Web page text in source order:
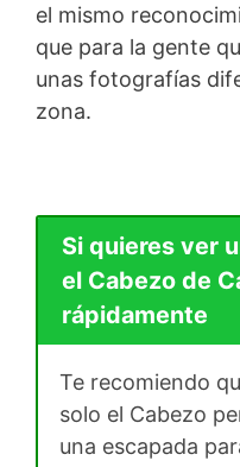
el mismo
que para la gente
unas fotografías
zona.
Si quieres ver
el Cabezo de
rápidamente
Te recomiendo
solo el Cabezo
una escapada